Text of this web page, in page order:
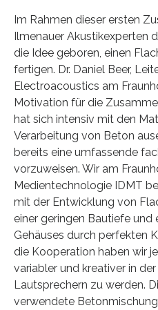
Im Rahmen dieser ersten
Ilmenauer Akustikexperten
die Idee geboren, einen
fertigen. Dr. Daniel Beer,
Electroacoustics am
Motivation für die
hat sich intensiv mit den
Verarbeitung von Beton
bereits eine umfassende
vorzuweisen. Wir am
Medientechnologie IDMT
mit der Entwicklung von
einer geringen Bautiefe und
Gehäuses durch perfekten
die Kooperation haben wir
variabler und kreativer in
Lautsprechern zu werden.
verwendete